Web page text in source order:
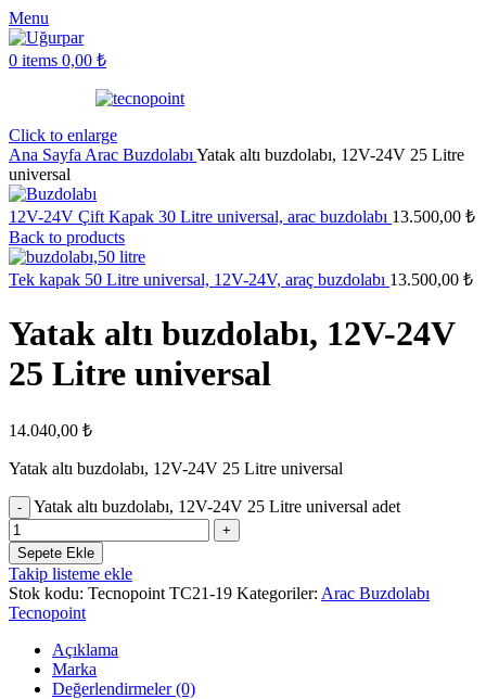
Menu
0 items 0,00 ₺
Click to enlarge
Ana Sayfa Arac Buzdolabı Yatak altı buzdolabı, 12V-24V 25 Litre
universal
12V-24V Çift Kapak 30 Litre universal, arac buzdolabı 13.500,00 ₺
Back to products
Tek kapak 50 Litre universal, 12V-24V, araç buzdolabı 13.500,00 ₺
Yatak altı buzdolabı, 12V-24V
25 Litre universal
14.040,00 ₺
Yatak altı buzdolabı, 12V-24V 25 Litre universal
Yatak altı buzdolabı, 12V-24V 25 Litre universal adet
Sepete Ekle
Takip listeme ekle
Stok kodu: Tecnopoint TC21-19 Kategoriler: Arac Buzdolabı
Tecnopoint
Açıklama
Marka
Değerlendirmeler (0)